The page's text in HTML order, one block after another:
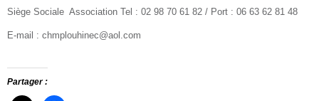
Siège Sociale Association Tel : 02 98 70 61 82 / Port : 06 63 62 81 48
E-mail : chmplouhinec@aol.com
Partager :